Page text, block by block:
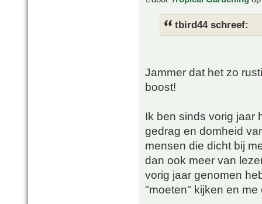
tbird44 schreef:
Jammer dat het zo
boost!
Ik ben sinds vorig jaar
gedrag en domheid
mensen die dicht bij
dan ook meer van
vorig jaar genomen
"moeten" kijken en me